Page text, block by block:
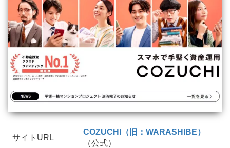
サイトURL
COZUCHI（旧：WARASHIBE）
（公式）